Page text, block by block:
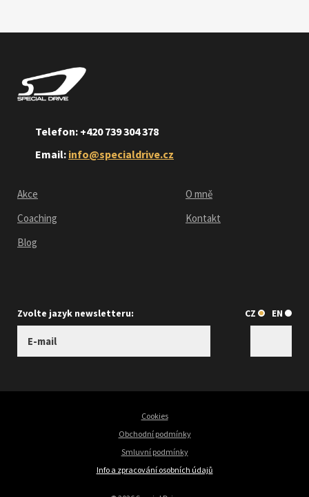
Telefon: +420 739 304 378
Email: info@specialdrive.cz
Akce
Coaching
Blog
O mně
Kontakt
Zvolte jazyk newsletteru: CZ EN
Cookies
Obchodní podmínky
Smluvní podmínky
Info a zpracování osobních údajů